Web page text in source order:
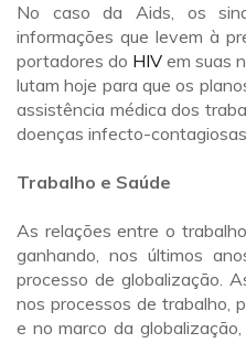
No caso da Aids, os
informações que levem à
portadores do HIV em suas
lutam hoje para que os
assistência médica dos
doenças infecto-
Trabalho e Saúde
As relações entre o
ganhando, nos últimos
processo de globalização.
nos processos de trabalho,
e no marco da